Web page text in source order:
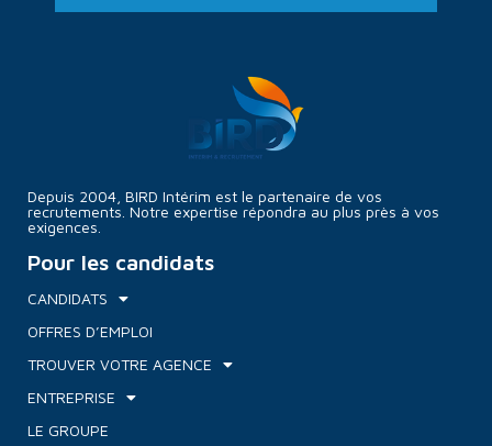
Depuis 2004, BIRD Intérim est le partenaire de vos
recrutements. Notre expertise répondra au plus près à vos
exigences.
Pour les candidats
CANDIDATS
OFFRES D’EMPLOI
TROUVER VOTRE AGENCE
ENTREPRISE
LE GROUPE